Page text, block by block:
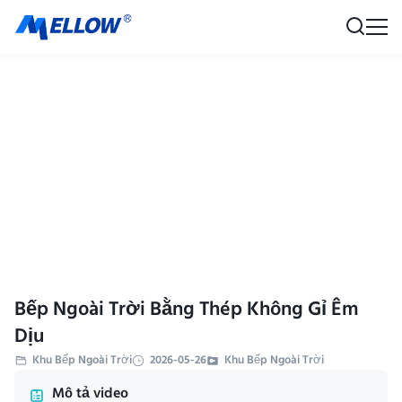
Bếp Ngoài Trời Bằng Thép Không Gỉ Êm
Dịu
Khu Bếp Ngoài Trời 2026-05-26 Khu Bếp Ngoài Trời
Mô tả video